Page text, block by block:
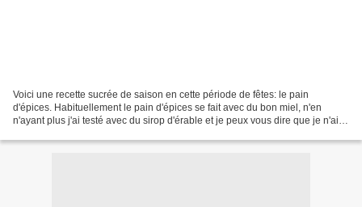
Voici une recette sucrée de saison en cette période de fêtes: le pain
d'épices. Habituellement le pain d'épices se fait avec du bon miel, n'en
n'ayant plus j'ai testé avec du sirop d'érable et je peux vous dire que je n'ai